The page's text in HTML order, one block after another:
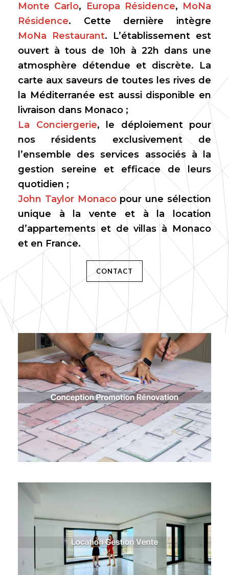
Monte Carlo, Europa Résidence, MoNa
Résidence. Cette dernière intègre
MoNa Restaurant. L’établissement est
ouvert à tous de 10h à 22h dans une
atmosphère détendue et discrète. La
carte aux saveurs de toutes les rives de
la Méditerranée est aussi disponible en
livraison dans Monaco ;
La Conciergerie, le déploiement pour
nos résidents exclusivement de
l’ensemble des services associés à la
gestion sereine et efficace de leurs
quotidien ;
John Taylor Monacopour une sélection
unique à la vente et à la location
d’appartements et de villas à Monaco
et en France.
CONTACT